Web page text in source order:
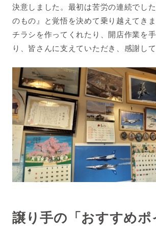
決意しました。最初は苦労の連続でし
のもの』と覚悟を決めて乗り越えてき
チラシを作ってくれたり、開店作業を
り、皆さんに支えていただき、感謝して
譲り手の「おすすめポ